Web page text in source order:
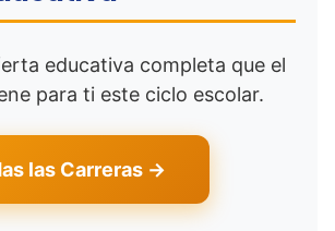
educativa completa que el
para ti este ciclo escolar.
las Carreras →